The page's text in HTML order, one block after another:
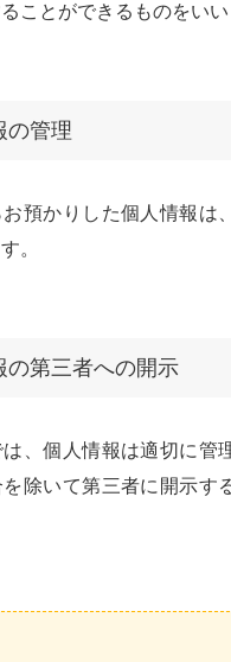
ことができるものをいい
の管理
預かりした個人情報は
。
の第三者への開示
、個人情報は適切に管
除いて第三者に開示す